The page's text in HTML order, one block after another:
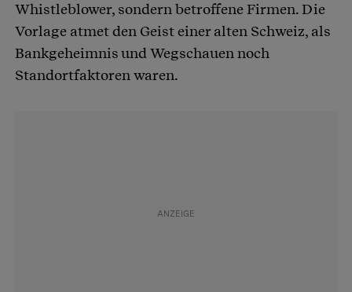
Whistleblower, sondern betroffene Firmen. Die
Vorlage atmet den Geist einer alten Schweiz, als
Bankgeheimnis und Wegschauen noch
Standortfaktoren waren.